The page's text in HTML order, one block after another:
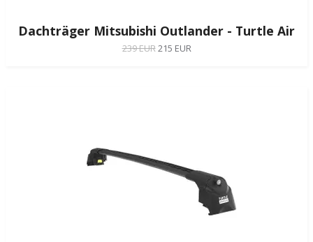
Dachträger Mitsubishi Outlander - Turtle Air
239 EUR215 EUR